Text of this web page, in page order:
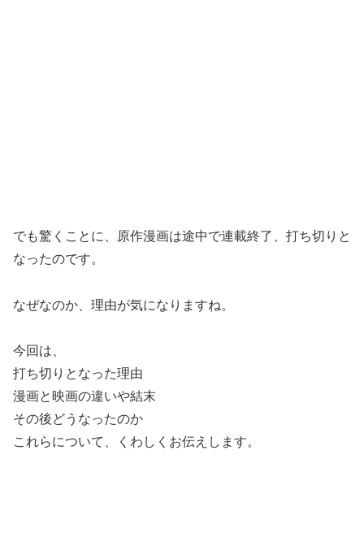
でも驚くことに、原作漫画は途中で連載終了、打ち切りと
なったのです。
なぜなのか、理由が気になりますね。
今回は、
打ち切りとなった理由
漫画と映画の違いや結末
その後どうなったのか
これらについて、くわしくお伝えします。